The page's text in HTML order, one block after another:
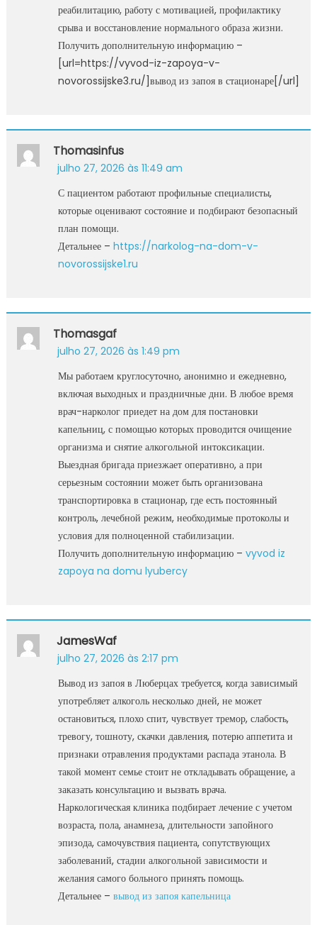
реабилитацию, работу с мотивацией, профилактику
срыва и восстановление нормального образа жизни.
Получить дополнительную информацию –
[url=https://vyvod-iz-zapoya-v-
novorossijske3.ru/]вывод из запоя в стационаре[/url]
Thomasinfus
julho 27, 2026 às 11:49 am
С пациентом работают профильные специалисты,
которые оценивают состояние и подбирают безопасный
план помощи.
Детальнее – https://narkolog-na-dom-v-
novorossijske1.ru
Thomasgaf
julho 27, 2026 às 1:49 pm
Мы работаем круглосуточно, анонимно и ежедневно,
включая выходных и праздничные дни. В любое время
врач-нарколог приедет на дом для постановки
капельниц, с помощью которых проводится очищение
организма и снятие алкогольной интоксикации.
Выездная бригада приезжает оперативно, а при
серьезным состоянии может быть организована
транспортировка в стационар, где есть постоянный
контроль, лечебной режим, необходимые протоколы и
условия для полноценной стабилизации.
Получить дополнительную информацию – vyvod iz
zapoya na domu lyubercy
JamesWaf
julho 27, 2026 às 2:17 pm
Вывод из запоя в Люберцах требуется, когда зависимый
употребляет алкоголь несколько дней, не может
остановиться, плохо спит, чувствует тремор, слабость,
тревогу, тошноту, скачки давления, потерю аппетита и
признаки отравления продуктами распада этанола. В
такой момент семье стоит не откладывать обращение, а
заказать консультацию и вызвать врача.
Наркологическая клиника подбирает лечение с учетом
возраста, пола, анамнеза, длительности запойного
эпизода, самочувствия пациента, сопутствующих
заболеваний, стадии алкогольной зависимости и
желания самого больного принять помощь.
Детальнее – вывод из запоя капельница